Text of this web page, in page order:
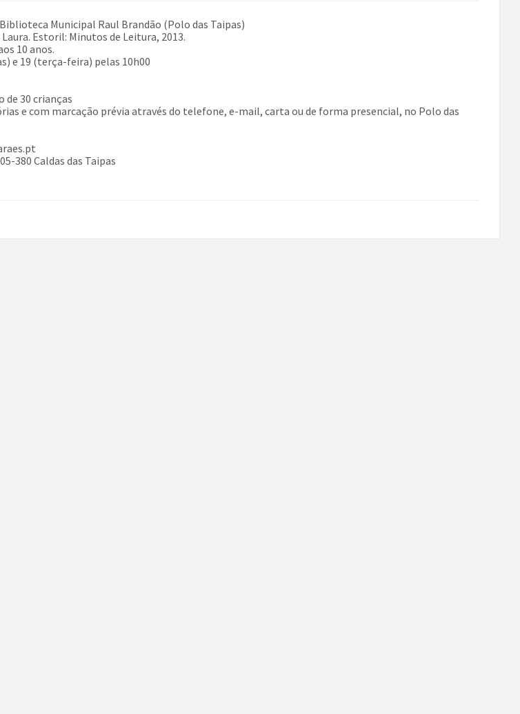
Municipal Raul Brandão (Polo das Taipas)
Estoril: Minutos de Leitura, 2013.
10 anos.
e 19 (terça-feira) pelas 10h00
de 30 crianças
e com marcação prévia através do telefone, e-mail, carta ou de forma presencial, no Polo das
380 Caldas das Taipas